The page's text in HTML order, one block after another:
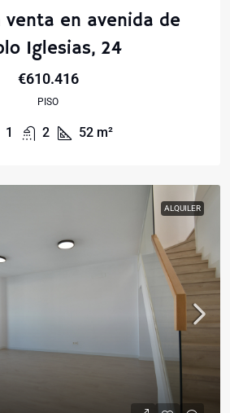
venta en avenida de
Iglesias, 24
€610.416
PISO
1 2 52 m²
ALQUILER